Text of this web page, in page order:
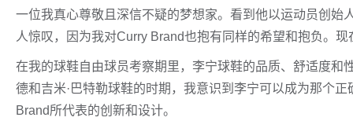
一位我真心尊敬且深信不疑的梦想家。看到他以运动员创始
人惊叹，因为我对Curry Brand也抱有同样的希望和抱负。
在我的球鞋自由球员考察期里，李宁球鞋的品质、舒适度和
德和吉米·巴特勒球鞋的时期，我意识到李宁可以成为那个
Brand所代表的创新和设计。